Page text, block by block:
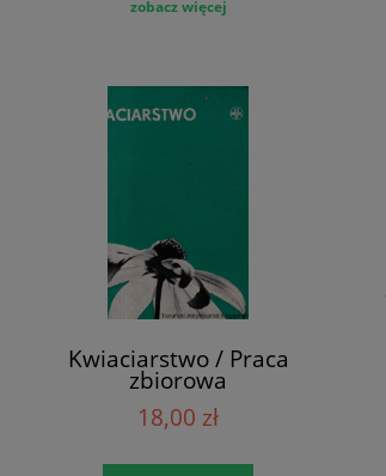
zobacz więcej
Kwiaciarstwo / Praca
zbiorowa
18,00 zł